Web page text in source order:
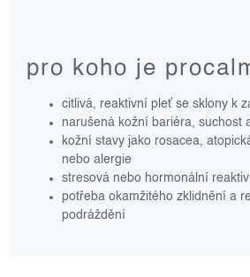
pro koho je
citlivá, reaktivní pleť se sklony k
narušená kožní bariéra, suchost
kožní stavy jako rosacea,
nebo alergie
stresová nebo hormonální
potřeba okamžitého zklidnění a
podráždění